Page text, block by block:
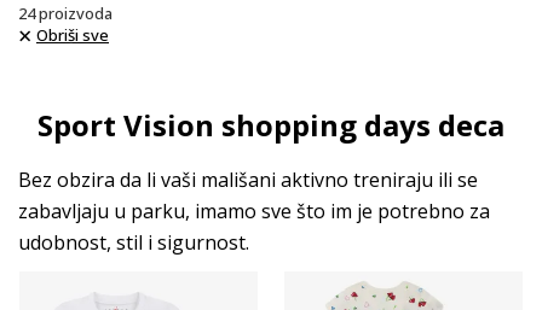
24proizvoda
Obriši sve
Sport Vision shopping days deca
Bez obzira da li vaši mališani aktivno treniraju ili se
zabavljaju u parku, imamo sve što im je potrebno za
udobnost, stil i sigurnost.